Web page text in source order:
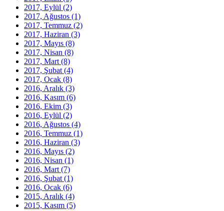
2017, Eylül (2)
2017, Ağustos (1)
2017, Temmuz (2)
2017, Haziran (3)
2017, Mayıs (8)
2017, Nisan (8)
2017, Mart (8)
2017, Şubat (4)
2017, Ocak (8)
2016, Aralık (3)
2016, Kasım (6)
2016, Ekim (3)
2016, Eylül (2)
2016, Ağustos (4)
2016, Temmuz (1)
2016, Haziran (3)
2016, Mayıs (2)
2016, Nisan (1)
2016, Mart (7)
2016, Şubat (1)
2016, Ocak (6)
2015, Aralık (4)
2015, Kasım (5)